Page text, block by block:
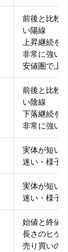
前後と比較
い陽線
上昇継続を
非常に強い
安値圏で上
前後と比較
い陰線
下落継続を
非常に強い
実体が短い
迷い・様子
実体が短い
迷い・様子
始値と終値
長さのヒゲ
売り買いの